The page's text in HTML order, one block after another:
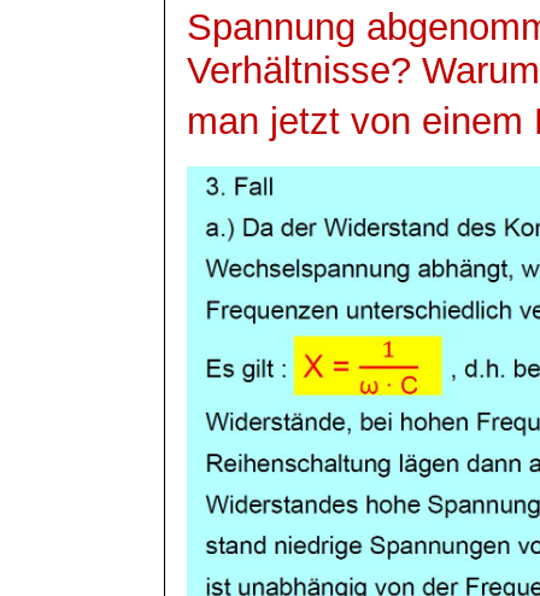
Spannung
Verhältnisse?
man jetzt von einem